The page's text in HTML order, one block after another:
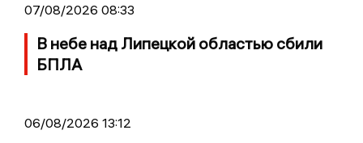
07/08/2026 08:33
В небе над Липецкой областью сбили
БПЛА
06/08/2026 13:12